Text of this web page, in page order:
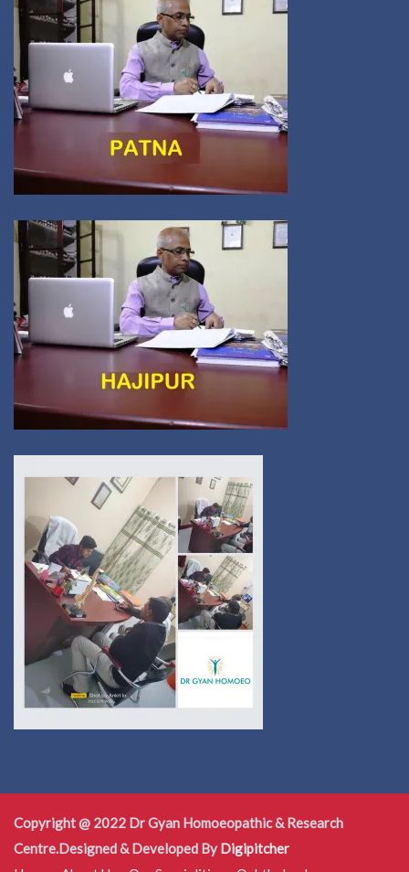
Copyright @ 2022 Dr Gyan Homoeopathic & Research
Centre.Designed & Developed By Digipitcher